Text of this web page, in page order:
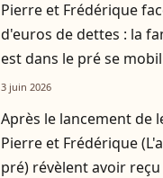
Pierre et Frédérique
d'euros de dettes : la
est dans le pré se
3 juin 2026
Après le lancement de
Pierre et Frédérique
pré) révèlent avoir